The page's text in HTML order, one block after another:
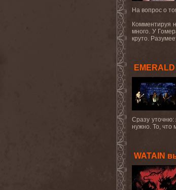
На вопрос о
Комментируя
много. У
круто.
Сразу
нужно. То, что
WATAIN